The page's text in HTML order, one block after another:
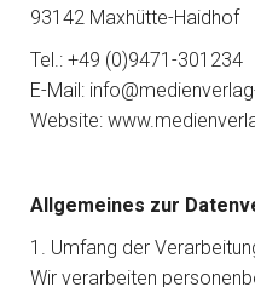
93142 Maxhütte-Haidhof
Tel.: +49 (0)9471-301234
E-Mail:
Website:
Allgemeines zur
1. Umfang der
Wir verarbeiten